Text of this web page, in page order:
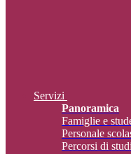
Servizi
Panoramica
Famiglie e
Personale
Percorsi di